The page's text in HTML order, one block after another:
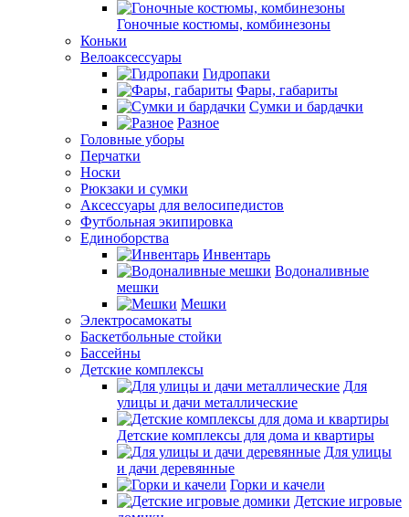
Гоночные костюмы, комбинезоны
Коньки
Велоаксессуары
Гидропаки
Фары, габариты
Сумки и бардачки
Разное
Головные уборы
Перчатки
Носки
Рюкзаки и сумки
Аксессуары для велосипедистов
Футбольная экипировка
Единоборства
Инвентарь
Водоналивные
мешки
Мешки
Электросамокаты
Баскетбольные стойки
Бассейны
Детские комплексы
Для
улицы и дачи металлические
Детские комплексы для дома и квартиры
Для улицы
и дачи деревянные
Горки и качели
Детские игровые